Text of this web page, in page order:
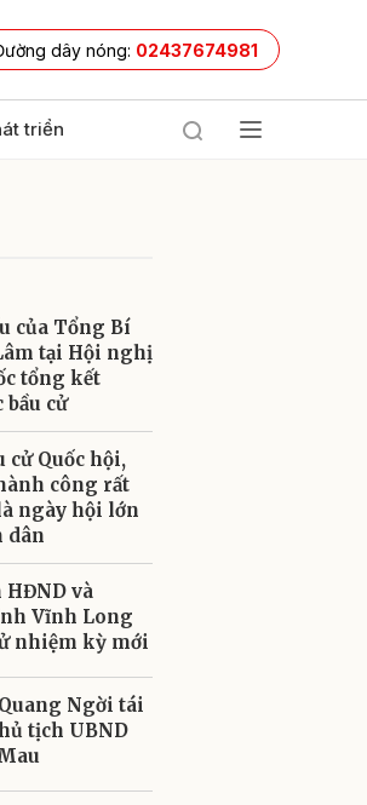
dây nóng: 02437674981
triển
của Tổng Bí
tại Hội nghị
tổng kết
bầu cử
cử Quốc hội,
công rất
ngày hội lớn
dân
HĐND và
Vĩnh Long
nhiệm kỳ mới
Ngời tái
tịch UBND